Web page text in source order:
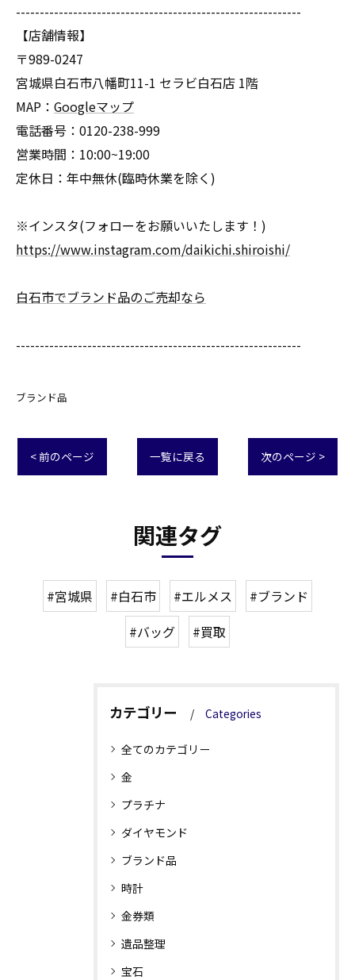
------------------------------------------------------------
【店舗情報】
〒989-0247
宮城県白石市八幡町11-1 セラビ白石店 1階
MAP： Googleマップ
電話番号：0120-238-999
営業時間：10:00~19:00
定休日：年中無休(臨時休業を除く)
※インスタ(フォローをお願いいたします！)
https://www.instagram.com/daikichi.shiroishi/
白石市でブランド品のご売却なら
------------------------------------------------------------
ブランド品
< 前のページ 一覧に戻る 次のページ >
関連タグ
#宮城県 #白石市 #エルメス
#ブランド
#バッグ
#買取
カテゴリー Categories
全てのカテゴリー
金
プラチナ
ダイヤモンド
ブランド品
時計
金券類
遺品整理
宝石